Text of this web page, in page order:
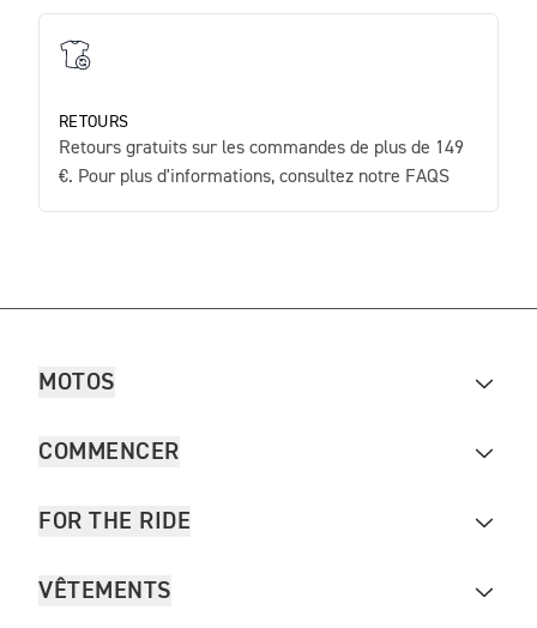
RETOURS
Retours gratuits sur les commandes de plus de 149
€. Pour plus d'informations, consultez notre FAQS
MOTOS
COMMENCER
FOR THE RIDE
VÊTEMENTS